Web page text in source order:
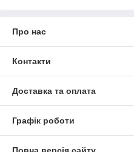
Про нас
Контакти
Доставка та оплата
Графік роботи